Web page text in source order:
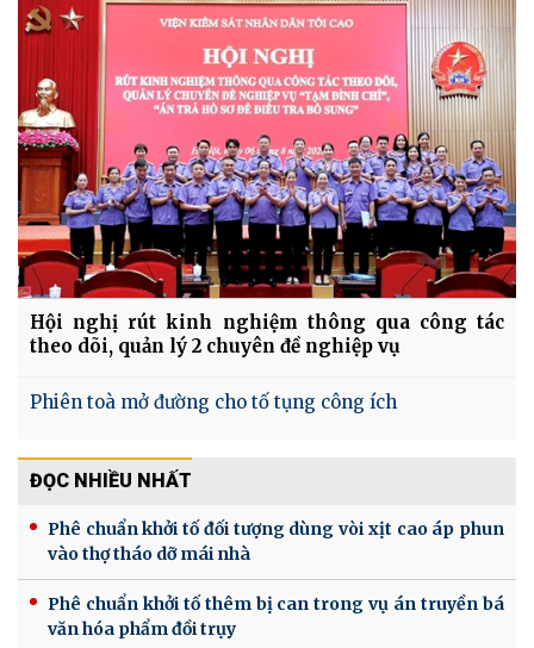
Hội nghị rút kinh nghiệm thông qua công tác
theo dõi, quản lý 2 chuyên đề nghiệp vụ
Phiên toà mở đường cho tố tụng công ích
ĐỌC NHIỀU NHẤT
Phê chuẩn khởi tố đối tượng dùng vòi xịt cao áp phun
vào thợ tháo dỡ mái nhà
Phê chuẩn khởi tố thêm bị can trong vụ án truyền bá
văn hóa phẩm đồi trụy